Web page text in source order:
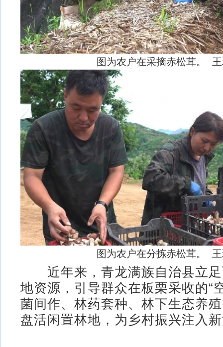
图为农户在采摘赤松茸。
图为农户在分拣赤松茸。
近年来，青龙满族自治县立足
地资源，引导群众在板栗采收的“
菌间作、林药套种、林下生态养
盘活闲置林地，为乡村振兴注入